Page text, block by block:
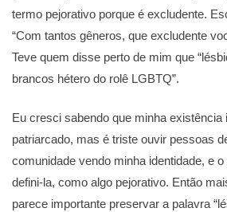
termo pejorativo porque é excludente.
“Com tantos gêneros, que excludente
Teve quem disse perto de mim que
brancos hétero do rolê LGBTQ”.
Eu cresci sabendo que minha existência
patriarcado, mas é triste ouvir pessoas
comunidade vendo minha identidade, e
defini-la, como algo pejorativo. Então
parece importante preservar a palavra